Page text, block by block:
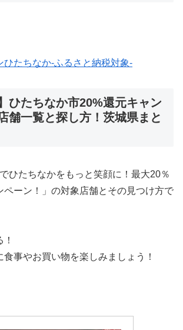
ひたちなか-ふるさと納税対象-
ひたちなか市20%還元キャン
舗一覧と探し方！茨城県まと
ひたちなかをもっと笑顔に！最大20％
ペーン！」の対象店舗とその見つけ方で
食事やお買い物を楽しみましょう！